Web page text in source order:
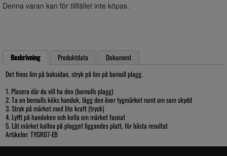
Denna varan kan för tillfället inte köpas.
Beskrivning Produktdata
Dokument
Det finns lim på baksidan, stryk på lim på bomull plagg.
1. Plasera där du vill ha den (bomulls plagg)
2. Ta en bomulls köks handuk, lägg den över tygmärket rumt om som skydd
3. Stryk på märket med lite kraft (tryck)
4. Lyfft på handuken och kolla om märket fasnat
5. Låt märket kallna på plagget liggandes platt, för bästa resultat
Artikelnr: TYGR07-EB